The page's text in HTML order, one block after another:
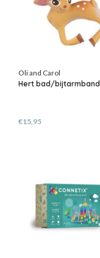
Oli and Carol
Hert bad/bijtarmband
€15,95